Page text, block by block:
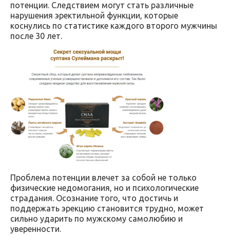
потенции. Следствием могут стать различные
нарушения эректильной функции, которые
коснулись по статистике каждого второго мужчины
после 30 лет.
Проблема потенции влечет за собой не только
физические недомогания, но и психологические
страдания. Осознание того, что достичь и
поддержать эрекцию становится трудно, может
сильно ударить по мужскому самолюбию и
уверенности.